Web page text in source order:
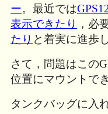
ー。最近では
表示できたり ，必
たり と着実に進歩
さて，問題はこの
位置にマウントで
タンクバッグに入